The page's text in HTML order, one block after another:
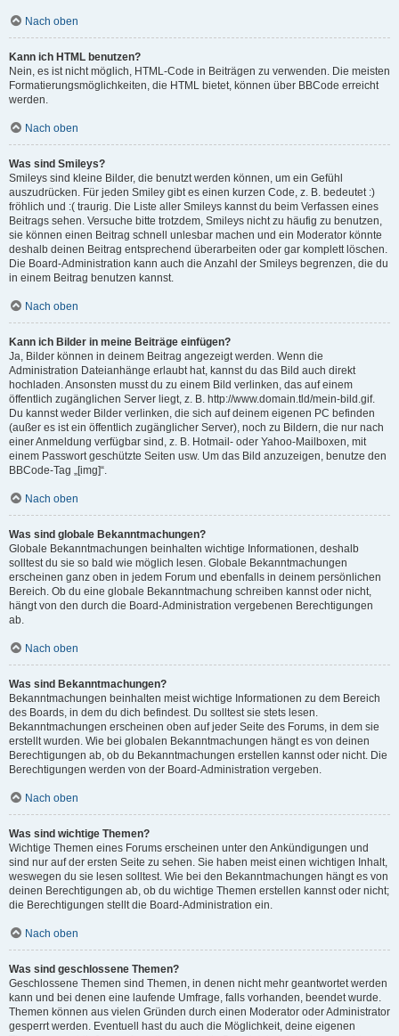
Nach oben
Kann ich HTML benutzen?
Nein, es ist nicht möglich, HTML-Code in Beiträgen zu verwenden. Die meisten
Formatierungsmöglichkeiten, die HTML bietet, können über BBCode erreicht
werden.
Nach oben
Was sind Smileys?
Smileys sind kleine Bilder, die benutzt werden können, um ein Gefühl
auszudrücken. Für jeden Smiley gibt es einen kurzen Code, z. B. bedeutet :)
fröhlich und :( traurig. Die Liste aller Smileys kannst du beim Verfassen eines
Beitrags sehen. Versuche bitte trotzdem, Smileys nicht zu häufig zu benutzen,
sie können einen Beitrag schnell unlesbar machen und ein Moderator könnte
deshalb deinen Beitrag entsprechend überarbeiten oder gar komplett löschen.
Die Board-Administration kann auch die Anzahl der Smileys begrenzen, die du
in einem Beitrag benutzen kannst.
Nach oben
Kann ich Bilder in meine Beiträge einfügen?
Ja, Bilder können in deinem Beitrag angezeigt werden. Wenn die
Administration Dateianhänge erlaubt hat, kannst du das Bild auch direkt
hochladen. Ansonsten musst du zu einem Bild verlinken, das auf einem
öffentlich zugänglichen Server liegt, z. B. http://www.domain.tld/mein-bild.gif.
Du kannst weder Bilder verlinken, die sich auf deinem eigenen PC befinden
(außer es ist ein öffentlich zugänglicher Server), noch zu Bildern, die nur nach
einer Anmeldung verfügbar sind, z. B. Hotmail- oder Yahoo-Mailboxen, mit
einem Passwort geschützte Seiten usw. Um das Bild anzuzeigen, benutze den
BBCode-Tag „[img]“.
Nach oben
Was sind globale Bekanntmachungen?
Globale Bekanntmachungen beinhalten wichtige Informationen, deshalb
solltest du sie so bald wie möglich lesen. Globale Bekanntmachungen
erscheinen ganz oben in jedem Forum und ebenfalls in deinem persönlichen
Bereich. Ob du eine globale Bekanntmachung schreiben kannst oder nicht,
hängt von den durch die Board-Administration vergebenen Berechtigungen
ab.
Nach oben
Was sind Bekanntmachungen?
Bekanntmachungen beinhalten meist wichtige Informationen zu dem Bereich
des Boards, in dem du dich befindest. Du solltest sie stets lesen.
Bekanntmachungen erscheinen oben auf jeder Seite des Forums, in dem sie
erstellt wurden. Wie bei globalen Bekanntmachungen hängt es von deinen
Berechtigungen ab, ob du Bekanntmachungen erstellen kannst oder nicht. Die
Berechtigungen werden von der Board-Administration vergeben.
Nach oben
Was sind wichtige Themen?
Wichtige Themen eines Forums erscheinen unter den Ankündigungen und
sind nur auf der ersten Seite zu sehen. Sie haben meist einen wichtigen Inhalt,
weswegen du sie lesen solltest. Wie bei den Bekanntmachungen hängt es von
deinen Berechtigungen ab, ob du wichtige Themen erstellen kannst oder nicht;
die Berechtigungen stellt die Board-Administration ein.
Nach oben
Was sind geschlossene Themen?
Geschlossene Themen sind Themen, in denen nicht mehr geantwortet werden
kann und bei denen eine laufende Umfrage, falls vorhanden, beendet wurde.
Themen können aus vielen Gründen durch einen Moderator oder Administrator
gesperrt werden. Eventuell hast du auch die Möglichkeit, deine eigenen